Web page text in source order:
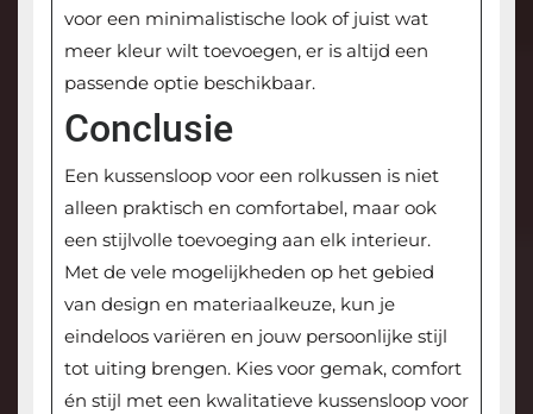
voor een minimalistische look of juist wat
meer kleur wilt toevoegen, er is altijd een
passende optie beschikbaar.
Conclusie
Een kussensloop voor een rolkussen is niet
alleen praktisch en comfortabel, maar ook
een stijlvolle toevoeging aan elk interieur.
Met de vele mogelijkheden op het gebied
van design en materiaalkeuze, kun je
eindeloos variëren en jouw persoonlijke stijl
tot uiting brengen. Kies voor gemak, comfort
én stijl met een kwalitatieve kussensloop voor